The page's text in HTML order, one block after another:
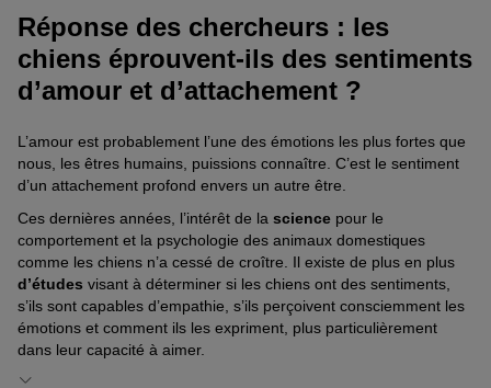
Réponse des chercheurs : les
chiens éprouvent-ils des sentiments
d’amour et d’attachement ?
L’amour est probablement l’une des émotions les plus fortes que
nous, les êtres humains, puissions connaître. C’est le sentiment
d’un attachement profond envers un autre être.
Ces dernières années, l’intérêt de la science pour le
comportement et la psychologie des animaux domestiques
comme les chiens n’a cessé de croître. Il existe de plus en plus
d’études visant à déterminer si les chiens ont des sentiments,
s’ils sont capables d’empathie, s’ils perçoivent consciemment les
émotions et comment ils les expriment, plus particulièrement
dans leur capacité à aimer.